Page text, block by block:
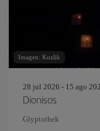
Imagen: Kozlik
28 jul 2026 - 15 ago
Dionisos
Glyptothek